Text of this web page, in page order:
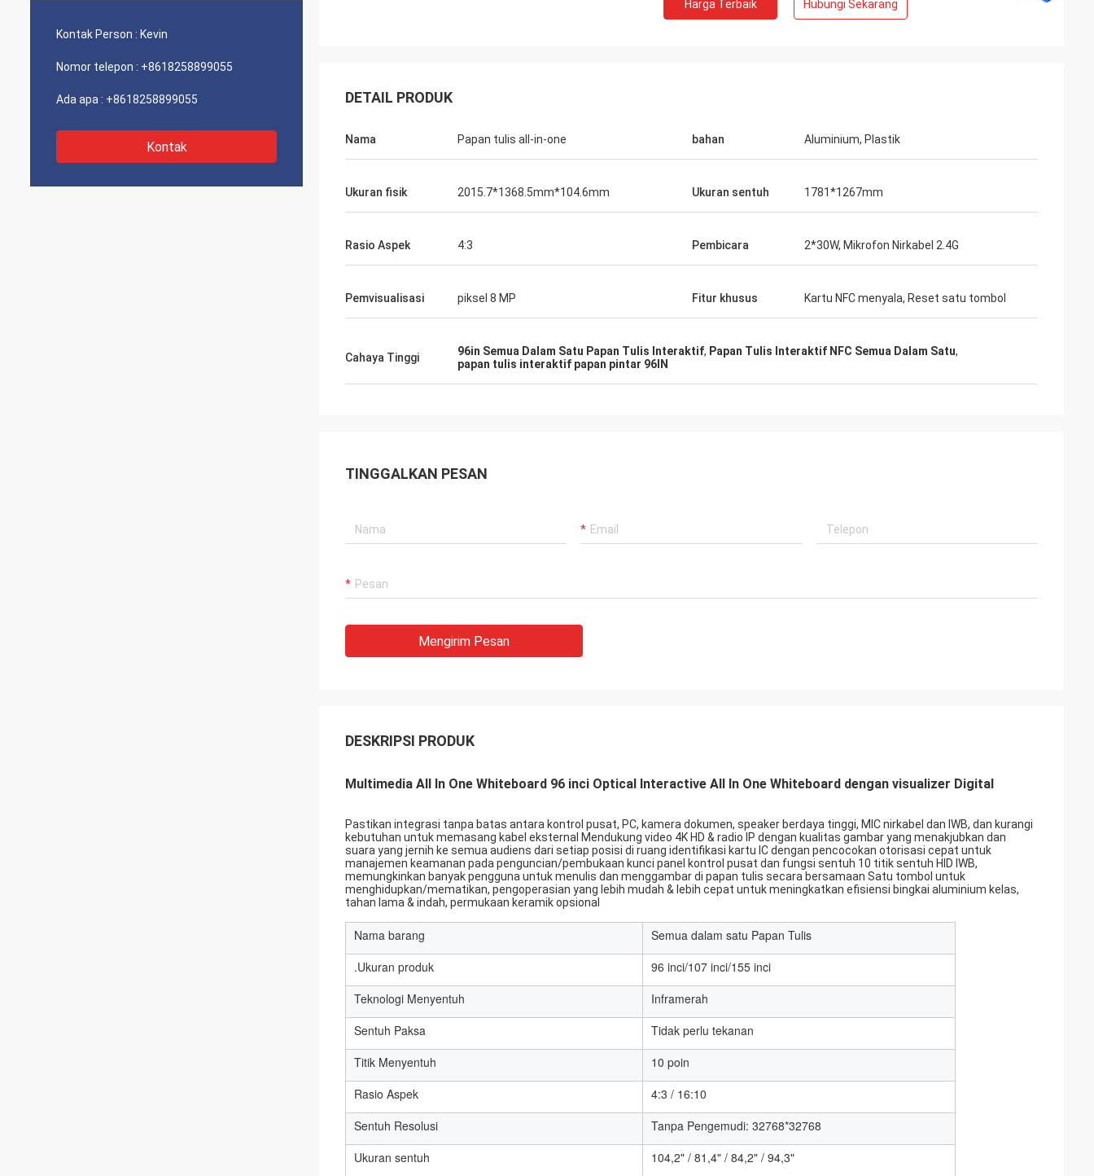
Kontak Person : Kevin
Nomor telepon : +8618258899055
Ada apa : +8618258899055
Kontak
Harga Terbaik Hubungi Sekarang
DETAIL PRODUK
Nama Papan tulis all-in-one bahan Aluminium, Plastik
Ukuran fisik 2015.7*1368.5mm*104.6mm Ukuran sentuh 1781*1267mm
Rasio Aspek 4:3 Pembicara 2*30W, Mikrofon Nirkabel 2.4G
Pemvisualisasi piksel 8 MP Fitur khusus Kartu NFC menyala, Reset satu tombol
Cahaya Tinggi 96in Semua Dalam Satu Papan Tulis Interaktif, Papan Tulis Interaktif NFC Semua Dalam Satu,
papan tulis interaktif papan pintar 96IN
TINGGALKAN PESAN
Mengirim Pesan
DESKRIPSI PRODUK
Multimedia All In One Whiteboard 96 inci Optical Interactive All In One Whiteboard dengan visualizer Digital
Pastikan integrasi tanpa batas antara kontrol pusat, PC, kamera dokumen, speaker berdaya tinggi, MIC nirkabel dan IWB, dan kurangi
kebutuhan untuk memasang kabel eksternal Mendukung video 4K HD & radio IP dengan kualitas gambar yang menakjubkan dan
suara yang jernih ke semua audiens dari setiap posisi di ruang identifikasi kartu IC dengan pencocokan otorisasi cepat untuk
manajemen keamanan pada penguncian/pembukaan kunci panel kontrol pusat dan fungsi sentuh 10 titik sentuh HID IWB,
memungkinkan banyak pengguna untuk menulis dan menggambar di papan tulis secara bersamaan Satu tombol untuk
menghidupkan/mematikan, pengoperasian yang lebih mudah & lebih cepat untuk meningkatkan efisiensi bingkai aluminium kelas,
tahan lama & indah, permukaan keramik opsional
Nama barang
Semua dalam satu Papan Tulis
.Ukuran produk
96 inci/107 inci/155 inci
Teknologi Menyentuh
Inframerah
Sentuh Paksa
Tidak perlu tekanan
Titik Menyentuh
10 poin
Rasio Aspek
4:3 / 16:10
Sentuh Resolusi
Tanpa Pengemudi: 32768*32768
Ukuran sentuh
104,2" / 81,4" / 84,2" / 94,3"